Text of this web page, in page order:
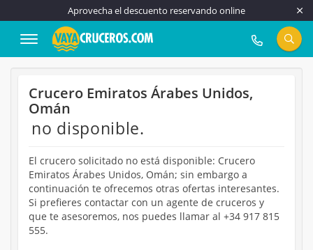
Aprovecha el descuento reservando online
917 815 555
Crucero Emiratos Árabes Unidos,
Omán
no disponible.
El crucero solicitado no está disponible: Crucero
Emiratos Árabes Unidos, Omán; sin embargo a
continuación te ofrecemos otras ofertas interesantes.
Si prefieres contactar con un agente de cruceros y
que te asesoremos, nos puedes llamar al +34 917 815
555.